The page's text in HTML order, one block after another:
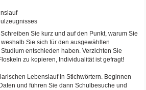
Sie kurz und auf den Punkt, warum Sie
Sie sich für den ausgewählten
entschieden haben. Verzichten Sie
zu kopieren, Individualität ist gefragt!
Lebenslauf in Stichwörtern. Beginnen
und führen Sie dann Schulbesuche und